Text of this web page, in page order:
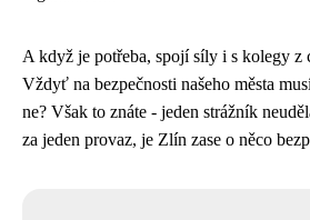
A když je potřeba, spojí síly i s kolegy z
Vždyť na bezpečnosti našeho města
ne? Však to znáte - jeden strážník
za jeden provaz, je Zlín zase o něco